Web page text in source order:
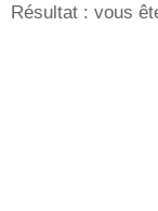
Résultat : vous